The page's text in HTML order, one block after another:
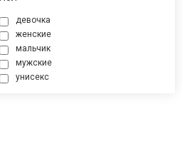
шоколад
желтый
фиолетовый
сиреневый
красный
девочка
женские
мальчик
мужские
унисекс